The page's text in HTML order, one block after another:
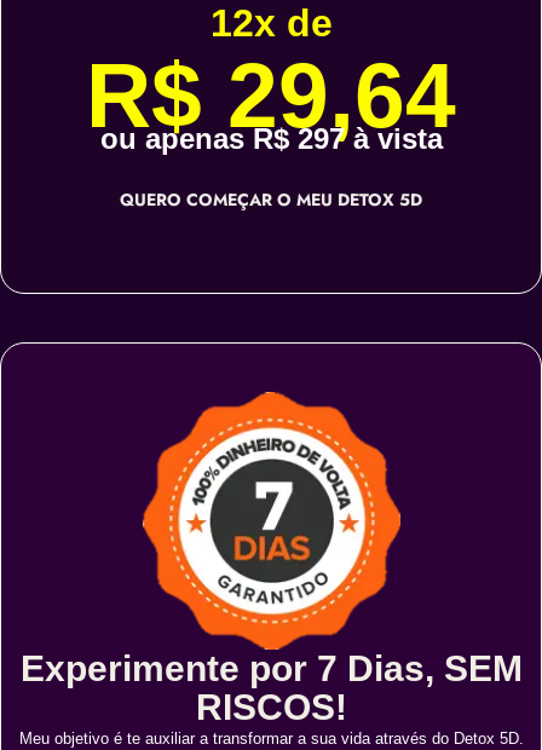
12x de
R$ 29,64
ou apenas R$ 297 à vista
QUERO COMEÇAR O MEU DETOX 5D
Experimente por 7 Dias, SEM
RISCOS!
Meu objetivo é te auxiliar a transformar a sua vida através do Detox 5D.